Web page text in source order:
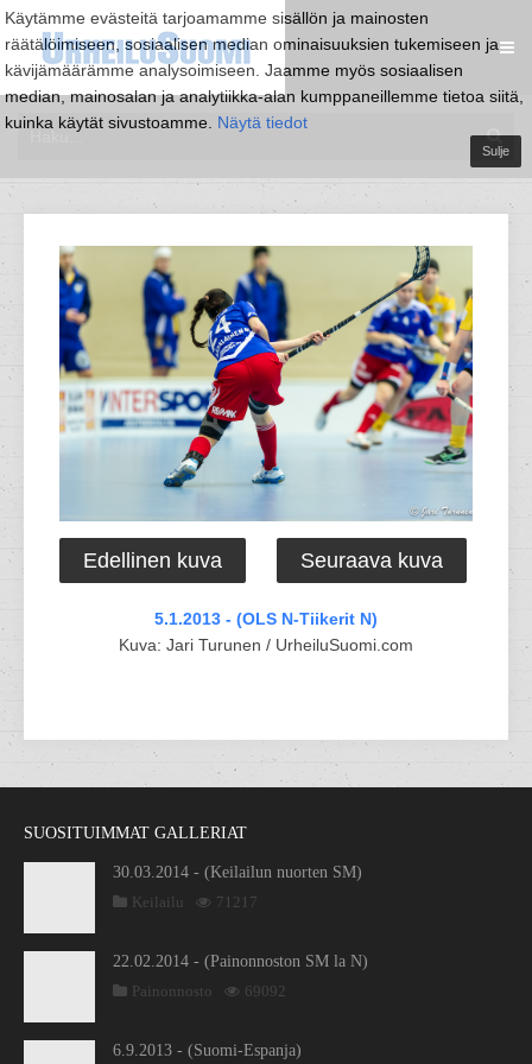
Käytämme evästeitä tarjoamamme sisällön ja mainosten
räätälöimiseen, sosiaalisen median ominaisuuksien tukemiseen ja
kävijämäärämme analysoimiseen. Jaamme myös sosiaalisen
median, mainosalan ja analytiikka-alan kumppaneillemme tietoa siitä,
kuinka käytät sivustoamme. Näytä tiedot
Sulje
Edellinen kuva Seuraava kuva
5.1.2013 - (OLS N-Tiikerit N)
Kuva: Jari Turunen / UrheiluSuomi.com
SUOSITUIMMAT GALLERIAT
30.03.2014 - (Keilailun nuorten SM)
Keilailu
71217
22.02.2014 - (Painonnoston SM la N)
Painonnosto
69092
6.9.2013 - (Suomi-Espanja)